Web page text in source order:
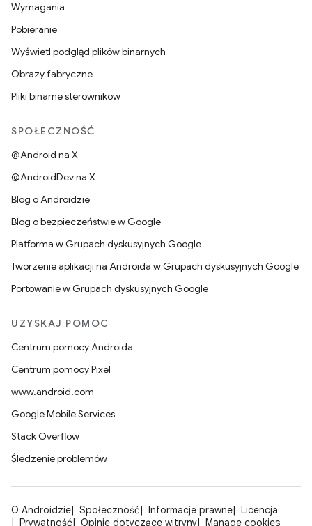
Wymagania
Pobieranie
Wyświetl podgląd plików binarnych
Obrazy fabryczne
Pliki binarne sterowników
SPOŁECZNOŚĆ
@Android na X
@AndroidDev na X
Blog o Androidzie
Blog o bezpieczeństwie w Google
Platforma w Grupach dyskusyjnych Google
Tworzenie aplikacji na Androida w Grupach dyskusyjnych Google
Portowanie w Grupach dyskusyjnych Google
UZYSKAJ POMOC
Centrum pomocy Androida
Centrum pomocy Pixel
www.android.com
Google Mobile Services
Stack Overflow
Śledzenie problemów
O Androidzie Społeczność Informacje prawne
Licencja
Prywatność
Opinie dotyczące witryny Manage cookies